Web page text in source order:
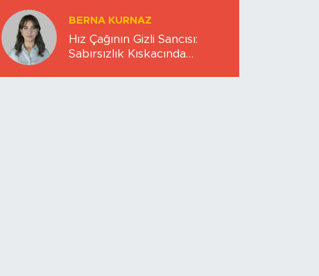
BERNA KURNAZ
Hız Çağının Gizli Sancısı:
Sabırsızlık Kıskacında